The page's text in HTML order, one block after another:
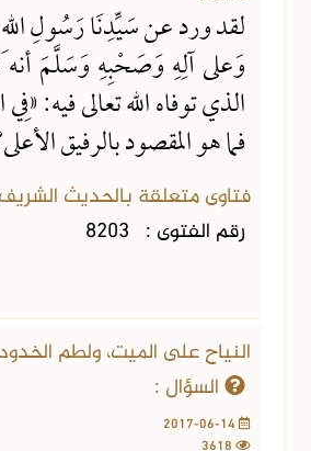
لقد ورد عن سَيِّدِنَا رَسُولِ
وَعلى آلِهِ وَصَحْبِهِ وَسَلَّمَ
الذي توفاه الله تعالى فيه:
فما هو المقصود بالرفيق
فتاوى متعلقة بالحديث
رقم الفتوى : 8203
النياح على الميت، ولطم الخدود
السؤال :